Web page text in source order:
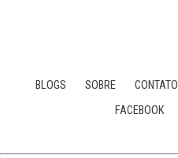
BLOGS SOBRE CONTATO
FACEBOOK